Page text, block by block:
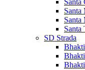
Santa
Santa
Santa
Santa
SD Strada